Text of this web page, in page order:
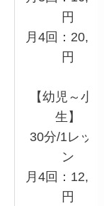
円
月4回：
円
【幼児～小
生】
30分/1レッ
ン
月4回：
円